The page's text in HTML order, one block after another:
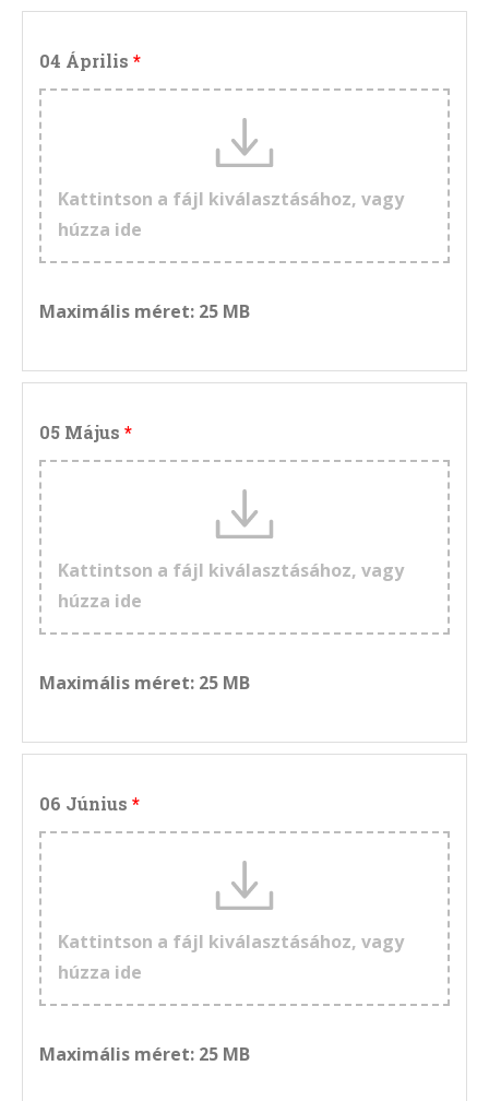
04 Április
Kattintson a fájl kiválasztásához, vagy
húzza ide
Maximális méret: 25 MB
05 Május
Kattintson a fájl kiválasztásához, vagy
húzza ide
Maximális méret: 25 MB
06 Június
Kattintson a fájl kiválasztásához, vagy
húzza ide
Maximális méret: 25 MB